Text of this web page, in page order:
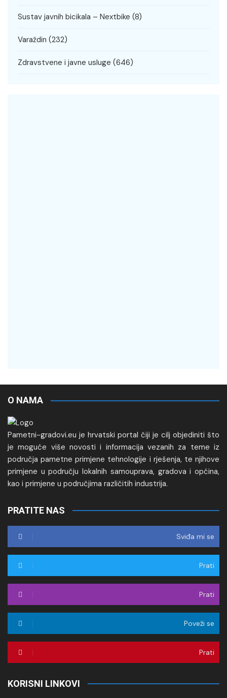
Sustav javnih bicikala – Nextbike (8)
Varaždin (232)
Zdravstvene i javne usluge (646)
O NAMA
Pametni-gradovi.eu je hrvatski portal čiji je cilj objediniti što
je moguće više novosti i informacija vezanih za teme iz
područja pametne primjene tehnologije i rješenja, te njihove
primjene u području lokalnih samouprava, gradova i općina,
kao i primjene u područjima različitih industrija.
PRATITE NAS
Sviđa mi se
Prati
Prati
Poveži se
Prati
KORISNI LINKOVI